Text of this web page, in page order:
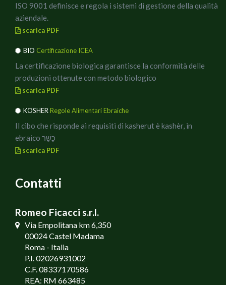
ISO 9001 definisce e regola i sistemi di gestione della qualità
aziendale.
scarica PDF
BIO Certificazione ICEA
La certificazione biologica garantisce la conformità delle
produzioni ottenute con metodo biologico
scarica PDF
KOSHER Regole Alimentari Ebraiche
Il cibo che risponde ai requisiti di kasherut è kashèr, in
ebraico כָּשֵׁר
scarica PDF
Contatti
Romeo Ficacci s.r.l.
Via Empolitana km 6,350
00024 Castel Madama
Roma - Italia
P.I. 02026931002
C.F. 08337170586
REA: RM 663485